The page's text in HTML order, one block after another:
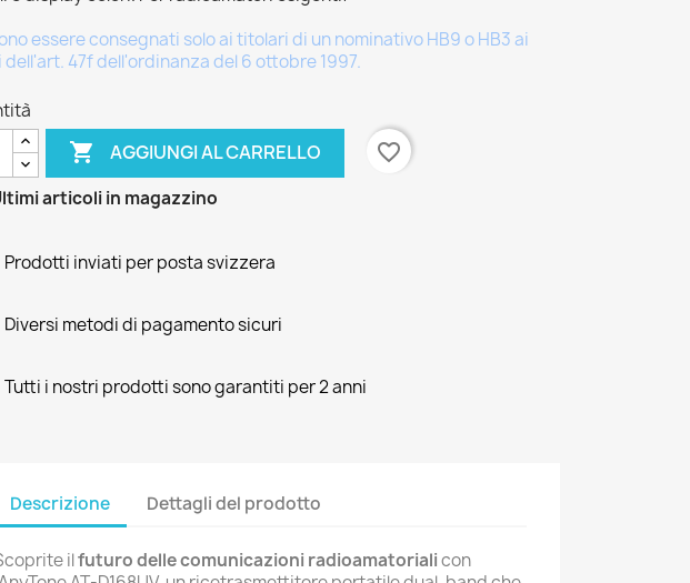
essere consegnati solo ai titolari di un nominativo HB9 o HB3 ai
dell'art. 47f dell'ordinanza del 6 ottobre 1997.
 AGGIUNGI AL CARRELLO
favorite_border
articoli in magazzino
Prodotti inviati per posta svizzera
Diversi metodi di pagamento sicuri
Tutti i nostri prodotti sono garantiti per 2 anni
Descrizione Dettagli del prodotto
ilfuturo delle comunicazioni radioamatorialicon